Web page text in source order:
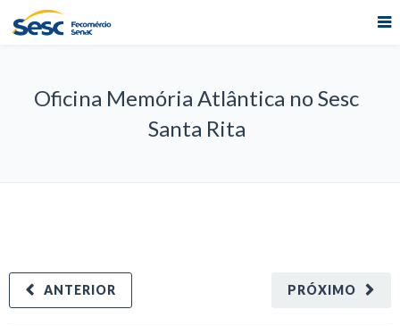
Oficina Memória Atlântica no Sesc
Santa Rita
PRÓXIMO
ANTERIOR